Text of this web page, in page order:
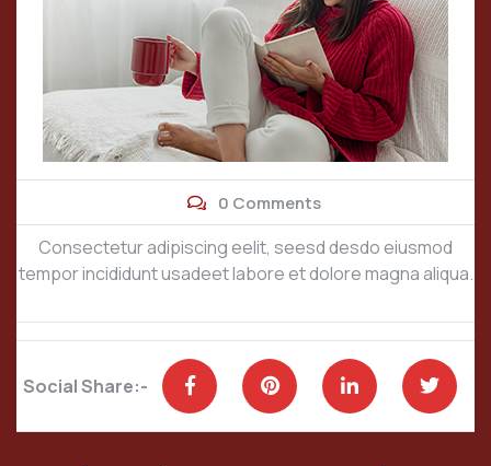
0 Comments
Consectetur adipiscing eelit, seesd desdo eiusmod
tempor incididunt usadeet labore et dolore magna aliqua.
Social Share:-